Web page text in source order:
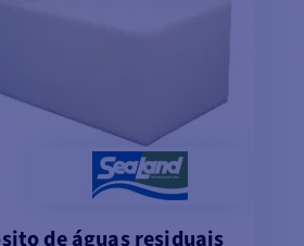
de águas residuais